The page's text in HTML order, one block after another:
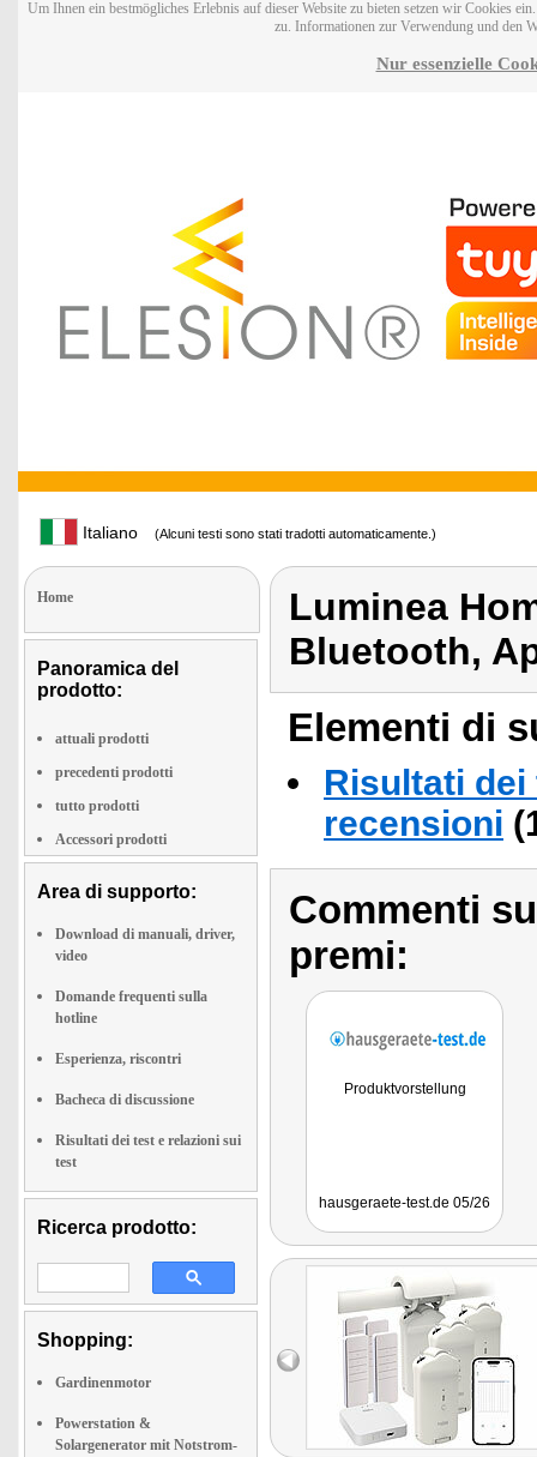
Um Ihnen ein bestmögliches Erlebnis auf dieser Website zu bieten setzen wir Cookies
zu. Informationen zur Verwendung und den
Nur essenzielle
Italiano (Alcuni testi sono stati tradotti automaticamente.)
Home
Panoramica del
prodotto:
attuali prodotti
precedenti prodotti
tutto prodotti
Accessori prodotti
Area di supporto:
Download di manuali, driver,
video
Domande frequenti sulla
hotline
Esperienza, riscontri
Bacheca di discussione
Risultati dei test e relazioni sui
test
Ricerca prodotto:
Shopping:
Gardinenmotor
Powerstation &
Solargenerator mit Notstrom-
Luminea
Bluetooth,
Elementi di
Risultati
recensioni
Commenti
premi:
Produktvorstellung
hausgeraete-test.de 05/26